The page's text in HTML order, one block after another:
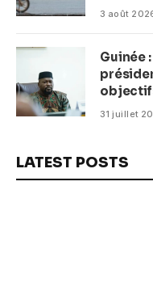
3 août
Guinée
(CM)
31 juillet
LATEST POSTS